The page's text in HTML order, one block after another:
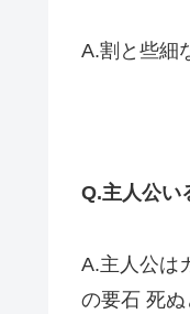
A.割と些細
Q.主人公い
A.主人公は
の要石 死